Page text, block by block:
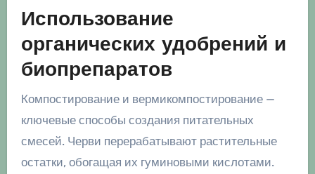
Использование
органических удобрений и
биопрепаратов
Компостирование и вермикомпостирование —
ключевые способы создания питательных
смесей. Черви перерабатывают растительные
остатки, обогащая их гуминовыми кислотами.